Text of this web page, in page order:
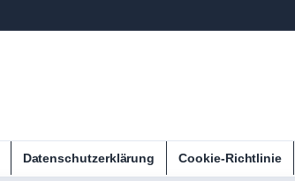
Datenschutzerklärung Cookie-Richtlinie